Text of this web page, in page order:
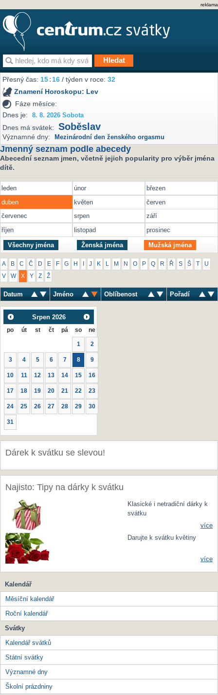
reklama
Přesný čas:15:16 / týden v roce:32
Znamení Horoskopu: Lev
Fáze měsíce:
Dnes je:
8. 8. 2026 Sobota
Dnes má svátek: Soběslav
Významné dny: Mezinárodní den ženského orgasmu
Jmenný seznam podle abecedy
Abecední seznam jmen, včetně jejich popularity pro výběr jména
dítě.
leden únor
březen
duben
květen
červen
červenec
srpen
září
říjen
listopad prosinec
Všechny jména Ženská jména Mužská jména
A B C Č D E F G H J K M N O P Q R Ř S Š U
V W X Y Z Ž
Datum Jméno Oblíbenost Pořadí
Srpen 2026
po út st čt pá so ne
1 2
3 4 5 6 7 8 9
10 11 12 13 14 15 16
17 18 19 20 21 22 23
24 25 26 27 28 29 30
31
Dárek k svátku se slevou!
Najisto: Tipy na dárky k svátku
Klasické i netradiční dárky k
svátku
více
Darujte k svátku květiny
více
Kalendář
Měsíční kalendář
Roční kalendář
Svátky
Kalendář svátků
Státní svátky
Významné dny
Školní prázdniny